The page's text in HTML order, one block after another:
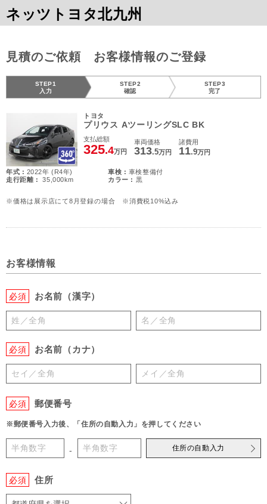
ネッツトヨタ北九州
見積のご依頼 お客様情報のご登録
STEP1
入力
STEP2
確認
STEP3
完了
トヨタ
プリウス AツーリングSLC BK
支払総額
325.4万円
車両価格
313.5万円
諸費用
11.9万円
年式 : 2022年 (R4年) 車検 : 車検整備付
走行距離 :
35,000km カラー : 黒
※価格は展示店にて8月登録の場合 ※消費税10%込み
お客様情報
必須 お名前（漢字）
必須 お名前（カナ）
必須 郵便番号
※郵便番号入力後、「住所の自動入力」を押してください
- 住所の自動入力
必須 住所